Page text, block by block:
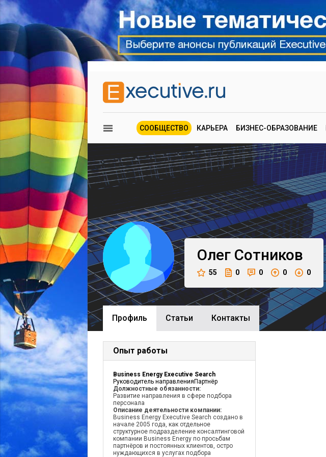
СООБЩЕСТВО КАРЬЕРА БИЗНЕС-ОБРАЗОВАНИЕ
Олег Сотников
55 0 0 0 0
Профиль Cтатьи Контакты
Опыт работы
Business Energy Executive Search
Руководитель направленияПартнёр
Должностные обязанности:
Развитие направления в сфере подбора
персонала
Описание деятельности компании:
Business Energy Executive Search создано в
начале 2005 года, как отдельное
структурное подразделение консалтинговой
компании Business Energy по просьбам
партнёров и постоянных клиентов, остро
нуждающихся в услугах подбора